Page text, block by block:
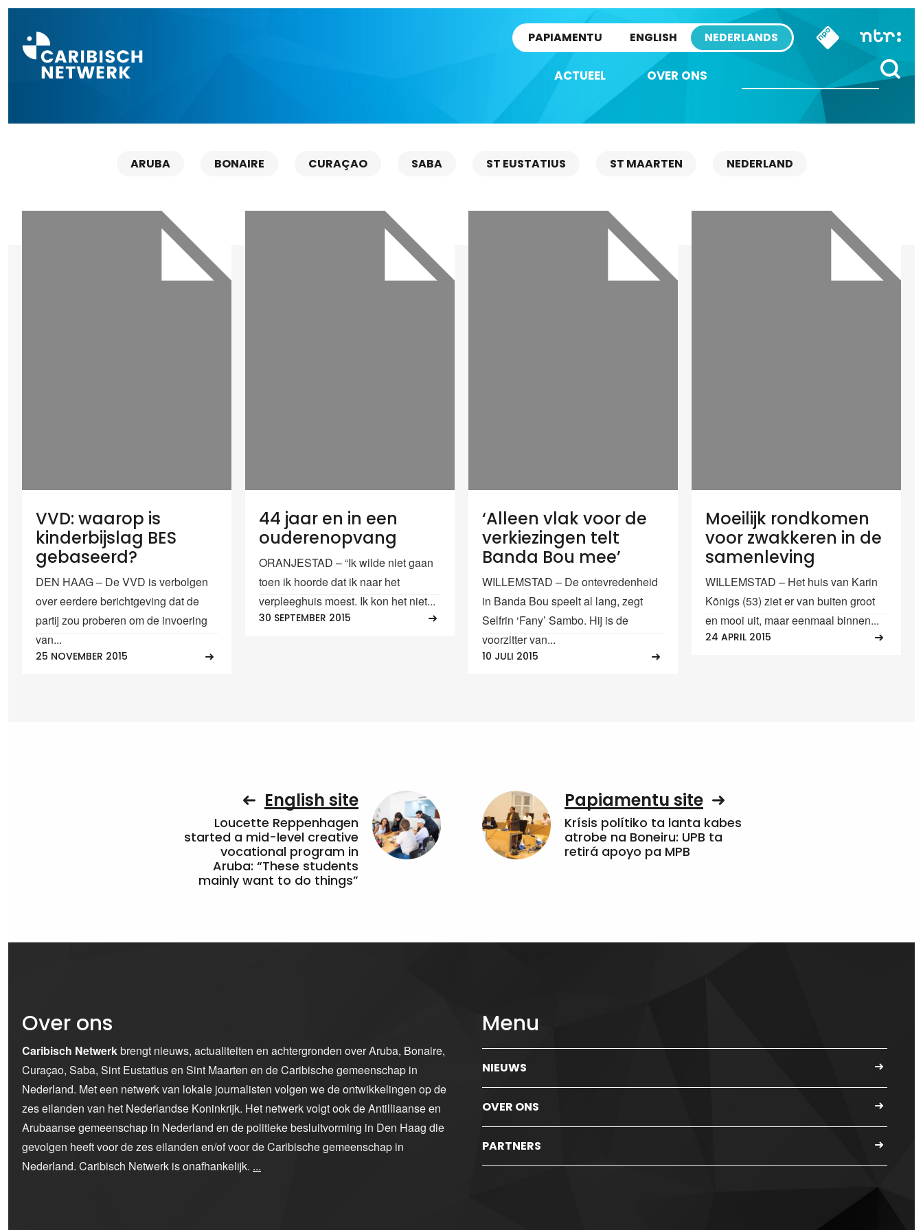
PAPIAMENTU ENGLISH NEDERLANDS
ACTUEEL OVER ONS
ARUBA BONAIRE CURAÇAO SABA ST EUSTATIUS ST MAARTEN NEDERLAND
VVD: waarop is
kinderbijslag BES
gebaseerd?
DEN HAAG – De VVD is verbolgen
over eerdere berichtgeving dat de
partij zou proberen om de invoering
van...
25 NOVEMBER 2015
44 jaar en in een
ouderenopvang
ORANJESTAD – “Ik wilde niet gaan
toen ik hoorde dat ik naar het
verpleeghuis moest. Ik kon het niet...
30 SEPTEMBER 2015
‘Alleen vlak voor de
verkiezingen telt
Banda Bou mee’
WILLEMSTAD – De ontevredenheid
in Banda Bou speelt al lang, zegt
Selfrin ‘Fany’ Sambo. Hij is de
voorzitter van...
10 JULI 2015
Moeilijk rondkomen
voor zwakkeren in de
samenleving
WILLEMSTAD – Het huis van Karin
Königs (53) ziet er van buiten groot
en mooi uit, maar eenmaal binnen...
24 APRIL 2015
English site
Loucette Reppenhagen
started a mid-level creative
vocational program in
Aruba: “These students
mainly want to do things”
Papiamentu site
Krísis polítiko ta lanta kabes
atrobe na Boneiru: UPB ta
retirá apoyo pa MPB
Over ons
Caribisch Netwerkbrengt nieuws, actualiteiten en achtergronden over Aruba, Bonaire,
Curaçao, Saba, Sint Eustatius en Sint Maarten en de Caribische gemeenschap in
Nederland. Met een netwerk van lokale journalisten volgen we de ontwikkelingen op de
zes eilanden van het Nederlandse Koninkrijk. Het netwerk volgt ook de Antilliaanse en
Arubaanse gemeenschap in Nederland en de politieke besluitvorming in Den Haag die
gevolgen heeft voor de zes eilanden en/of voor de Caribische gemeenschap in
Nederland. Caribisch Netwerk is onafhankelijk. ...
Menu
NIEUWS
OVER ONS
PARTNERS